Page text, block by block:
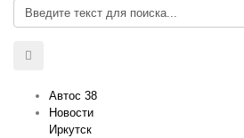
Автос 38
Новости
Иркутск